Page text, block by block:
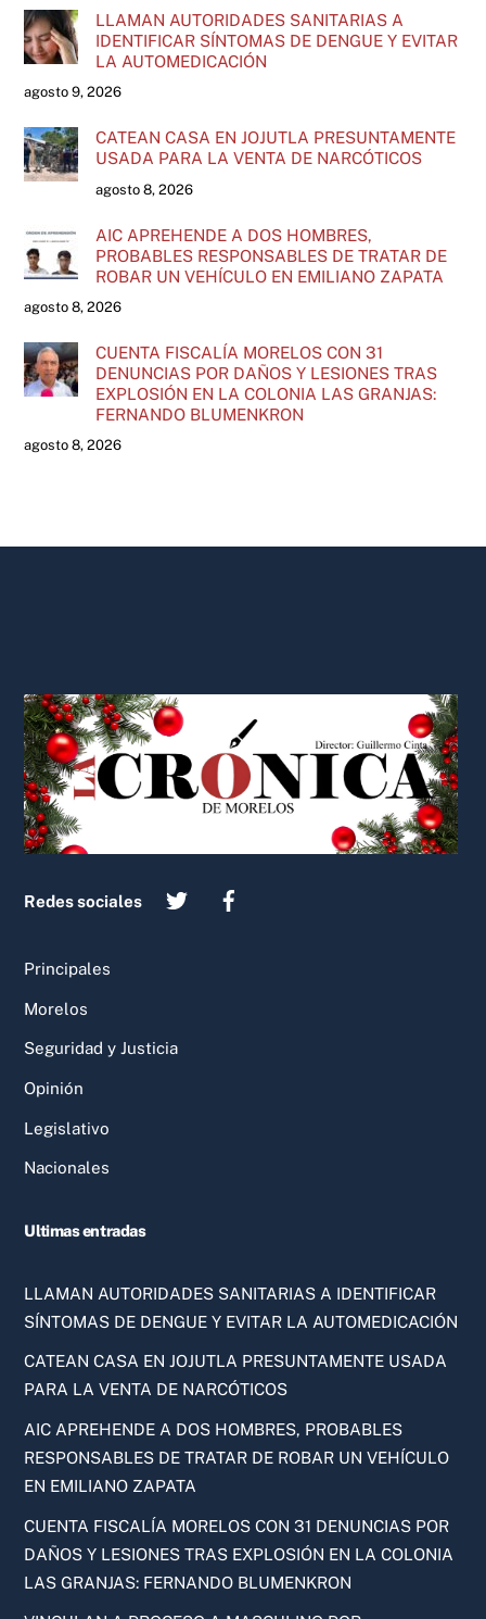
LLAMAN AUTORIDADES SANITARIAS A
IDENTIFICAR SÍNTOMAS DE DENGUE Y EVITAR
LA AUTOMEDICACIÓN
agosto 9, 2026
CATEAN CASA EN JOJUTLA PRESUNTAMENTE
USADA PARA LA VENTA DE NARCÓTICOS
agosto 8, 2026
AIC APREHENDE A DOS HOMBRES,
PROBABLES RESPONSABLES DE TRATAR DE
ROBAR UN VEHÍCULO EN EMILIANO ZAPATA
agosto 8, 2026
CUENTA FISCALÍA MORELOS CON 31
DENUNCIAS POR DAÑOS Y LESIONES TRAS
EXPLOSIÓN EN LA COLONIA LAS GRANJAS:
FERNANDO BLUMENKRON
agosto 8, 2026
To
Top
Redes sociales
Principales
Morelos
Seguridad y Justicia
Opinión
Legislativo
Nacionales
Ultimas entradas
LLAMAN AUTORIDADES SANITARIAS A IDENTIFICAR
SÍNTOMAS DE DENGUE Y EVITAR LA AUTOMEDICACIÓN
CATEAN CASA EN JOJUTLA PRESUNTAMENTE USADA
PARA LA VENTA DE NARCÓTICOS
AIC APREHENDE A DOS HOMBRES, PROBABLES
RESPONSABLES DE TRATAR DE ROBAR UN VEHÍCULO
EN EMILIANO ZAPATA
CUENTA FISCALÍA MORELOS CON 31 DENUNCIAS POR
DAÑOS Y LESIONES TRAS EXPLOSIÓN EN LA COLONIA
LAS GRANJAS: FERNANDO BLUMENKRON